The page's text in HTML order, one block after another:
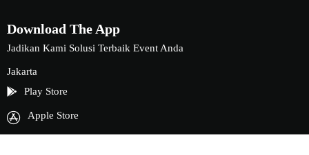
Download The App
Jadikan Kami Solusi Terbaik Event Anda
Jakarta
Play Store
Apple Store